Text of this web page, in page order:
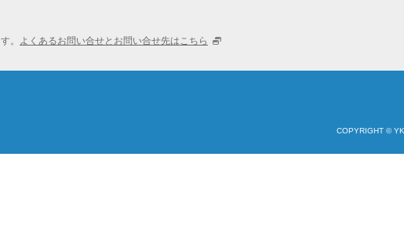
。 よくあるお問い合せとお問い合せ先はこちら
COPYRIGHT ©